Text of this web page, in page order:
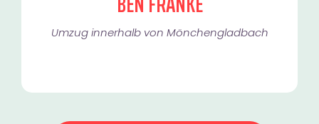
Umzug innerhalb von Mönchengladbach​